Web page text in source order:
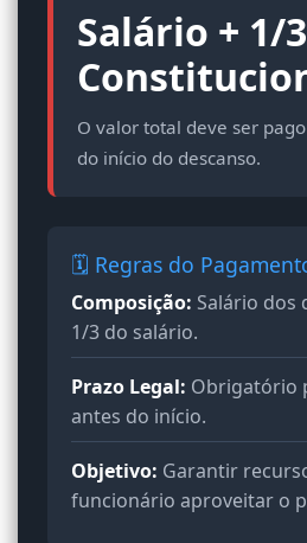
Salário + 1/3
O valor total deve ser
do início do descanso.
🗓️ Regras do
Composição: Salário dos
1/3 do salário.
Prazo Legal: Obrigatório
antes do início.
Objetivo: Garantir
funcionário aproveitar o